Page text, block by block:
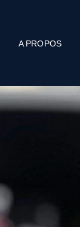
A PROPOS